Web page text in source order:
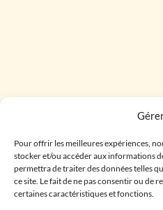
Pour offrir les meilleures expériences,
stocker et/ou accéder aux informations
permettra de traiter des données telles
ce site. Le fait de ne pas consentir ou de
certaines caractéristiques et fonctions.